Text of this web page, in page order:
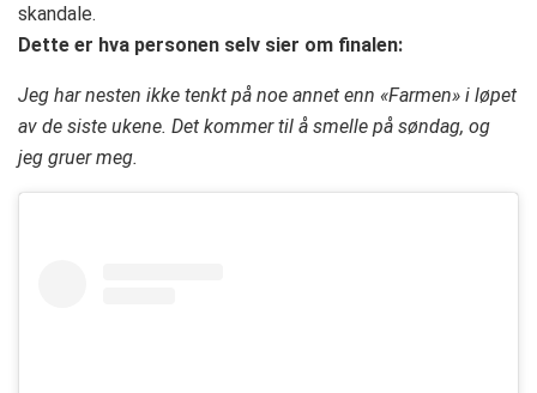
skandale.
Dette er hva personen selv sier om finalen:
Jeg har nesten ikke tenkt på noe annet enn «Farmen» i løpet
av de siste ukene. Det kommer til å smelle på søndag, og
jeg gruer meg.